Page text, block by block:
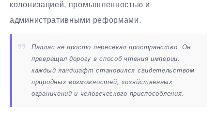
колонизацией, промышленностью и
административными реформами.
Паллас не просто пересекал пространство. Он
превращал дорогу в способ чтения империи:
каждый ландшафт становился свидетельством
природных возможностей, хозяйственных
ограничений и человеческого приспособления.